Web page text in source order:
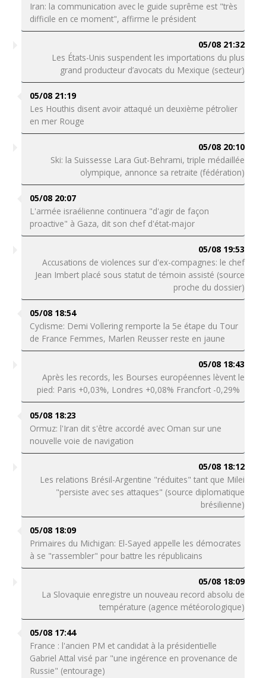
Iran: la communication avec le guide suprême est "très
difficile en ce moment", affirme le président
05/08 21:32
Les États-Unis suspendent les importations du plus
grand producteur d’avocats du Mexique (secteur)
05/08 21:19
Les Houthis disent avoir attaqué un deuxième pétrolier
en mer Rouge
05/08 20:10
Ski: la Suissesse Lara Gut-Behrami, triple médaillée
olympique, annonce sa retraite (fédération)
05/08 20:07
L'armée israélienne continuera "d'agir de façon
proactive" à Gaza, dit son chef d'état-major
05/08 19:53
Accusations de violences sur d'ex-compagnes: le chef
Jean Imbert placé sous statut de témoin assisté (source
proche du dossier)
05/08 18:54
Cyclisme: Demi Vollering remporte la 5e étape du Tour
de France Femmes, Marlen Reusser reste en jaune
05/08 18:43
Après les records, les Bourses européennes lèvent le
pied: Paris +0,03%, Londres +0,08% Francfort -0,29%
05/08 18:23
Ormuz: l'Iran dit s'être accordé avec Oman sur une
nouvelle voie de navigation
05/08 18:12
Les relations Brésil-Argentine "réduites" tant que Milei
"persiste avec ses attaques" (source diplomatique
brésilienne)
05/08 18:09
Primaires du Michigan: El-Sayed appelle les démocrates
à se "rassembler" pour battre les républicains
05/08 18:09
La Slovaquie enregistre un nouveau record absolu de
température (agence météorologique)
05/08 17:44
France : l'ancien PM et candidat à la présidentielle
Gabriel Attal visé par "une ingérence en provenance de
Russie" (entourage)